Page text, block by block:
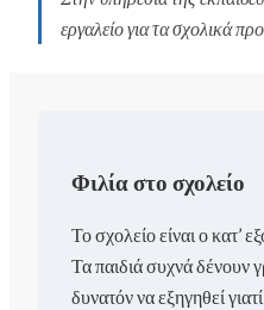
εργαλείο για τα σχολικά
Φιλία στο σχολείο
Το σχολείο είναι ο κατ’
Τα παιδιά συχνά δένουν
δυνατόν να εξηγηθεί